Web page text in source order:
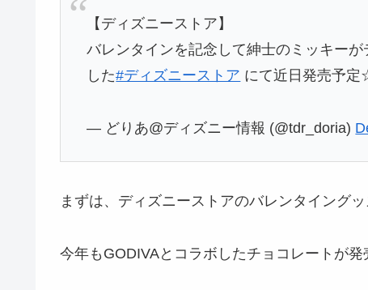
【ディズニーストア】
バレンタインを記念して紳士のミッキー
した#ディズニーストア にて近日発売予
— どりあ@ディズニー情報 (@tdr_doria)
まずは、ディズニーストアのバレンタイング
今年もGODIVAとコラボしたチョコレートが発